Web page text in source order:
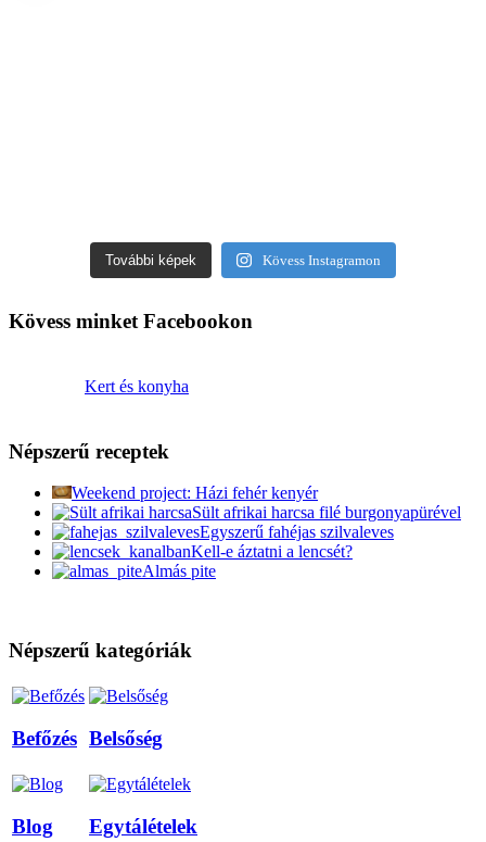
További képek Kövess Instagramon
Kövess minket Facebookon
Kert és konyha
Népszerű receptek
Weekend project: Házi fehér kenyér
Sült afrikai harcsa filé burgonyapürével
Egyszerű fahéjas szilvaleves
Kell-e áztatni a lencsét?
Almás pite
Népszerű kategóriák
Befőzés Belsőség
Blog Egytálételek